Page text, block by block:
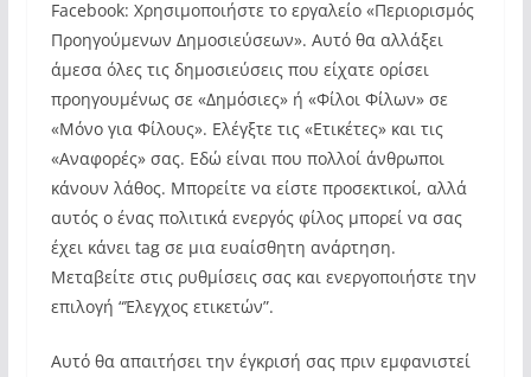
Facebook: Χρησιμοποιήστε το εργαλείο «Περιορισμός
Προηγούμενων Δημοσιεύσεων». Αυτό θα αλλάξει
άμεσα όλες τις δημοσιεύσεις που είχατε ορίσει
προηγουμένως σε «Δημόσιες» ή «Φίλοι Φίλων» σε
«Μόνο για Φίλους». Ελέγξτε τις «Ετικέτες» και τις
«Αναφορές» σας. Εδώ είναι που πολλοί άνθρωποι
κάνουν λάθος. Μπορείτε να είστε προσεκτικοί, αλλά
αυτός ο ένας πολιτικά ενεργός φίλος μπορεί να σας
έχει κάνει tag σε μια ευαίσθητη ανάρτηση.
Μεταβείτε στις ρυθμίσεις σας και ενεργοποιήστε την
επιλογή “Έλεγχος ετικετών”.
Αυτό θα απαιτήσει την έγκρισή σας πριν εμφανιστεί